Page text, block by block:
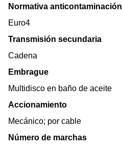
Normativa anticontaminación
Euro4
Transmisión secundaria
Cadena
Embrague
Multidisco en baño de aceite
Accionamiento
Mecánico; por cable
Número de marchas